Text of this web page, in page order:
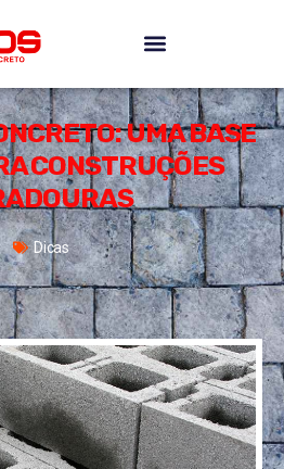
UMA BASE
CONSTRUÇÕES
Dicas